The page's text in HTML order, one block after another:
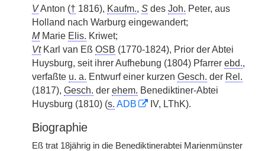
VAnton († 1816), Kaufm., S des Joh. Peter, aus
Holland nach Warburg eingewandert;
MMarie Elis. Kriwet;
VtKarl van Eß OSB (1770-1824), Prior der Abtei
Huysburg, seit ihrer Aufhebung (1804) Pfarrer ebd.,
verfaßte u. a. Entwurf einer kurzen Gesch. der Rel.
(1817), Gesch. der ehem. Benediktiner-Abtei
Huysburg (1810) (s. ADB IV, LThK).
Biographie
Eß trat 18jährig in die Benediktinerabtei Marienmünster